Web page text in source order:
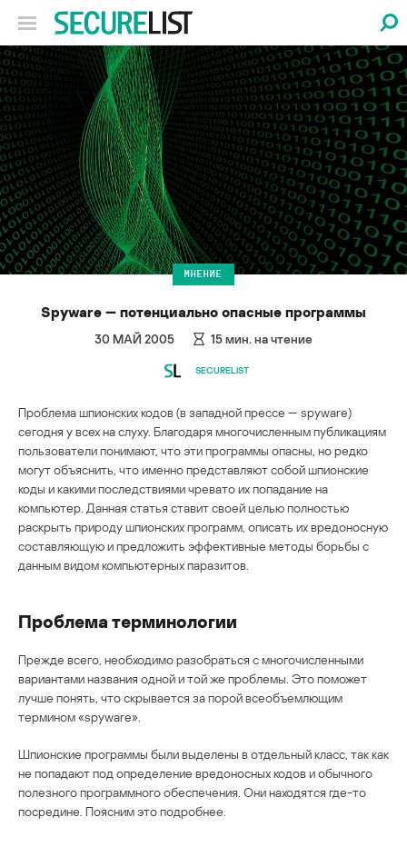
МНЕНИЕ
Spyware — потенциально опасные программы
30 МАЙ 2005 15мин. на чтение
SECURELIST
Проблема шпионских кодов (в западной прессе — spyware)
сегодня у всех на слуху. Благодаря многочисленным публикациям
пользователи понимают, что эти программы опасны, но редко
могут объяснить, что именно представляют собой шпионские
коды и какими последствиями чревато их попадание на
компьютер. Данная статья ставит своей целью полностью
раскрыть природу шпионских программ, описать их вредоносную
составляющую и предложить эффективные методы борьбы с
данным видом компьютерных паразитов.
Проблема терминологии
Прежде всего, необходимо разобраться с многочисленными
вариантами названия одной и той же проблемы. Это поможет
лучше понять, что скрывается за порой всеобъемлющим
термином «spyware».
Шпионские программы были выделены в отдельный класс, так как
не попадают под определение вредоносных кодов и обычного
полезного программного обеспечения. Они находятся где-то
посредине. Поясним это подробнее.